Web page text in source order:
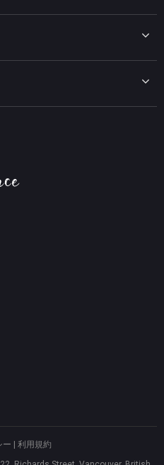
ー
利用規約